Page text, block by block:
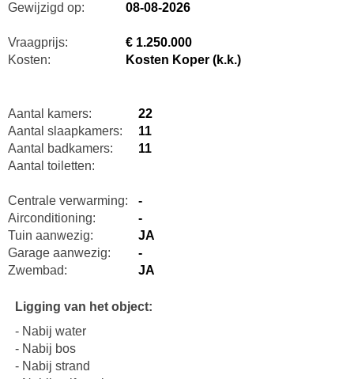
Gewijzigd op:
08-08-2026
Vraagprijs:
€ 1.250.000
Kosten:
Kosten Koper (k.k.)
Aantal kamers:
22
Aantal slaapkamers:
11
Aantal badkamers:
11
Aantal toiletten:
Centrale verwarming:
-
Airconditioning:
-
Tuin aanwezig:
JA
Garage aanwezig:
-
Zwembad:
JA
Ligging van het object:
- Nabij water
- Nabij bos
- Nabij strand